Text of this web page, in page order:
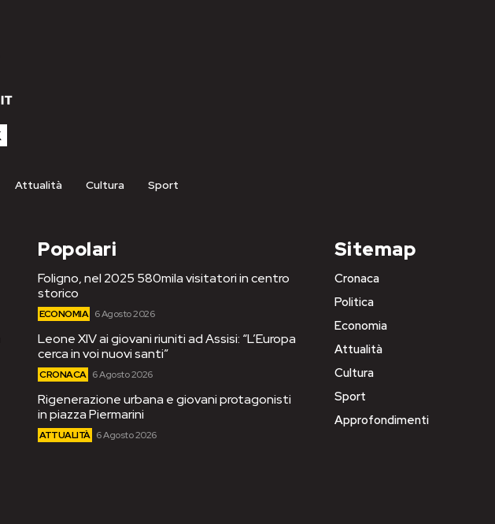
Attualità Cultura Sport
Popolari
Foligno, nel 2025 580mila visitatori in centro
storico
ECONOMIA 6 Agosto 2026
Leone XIV ai giovani riuniti ad Assisi: “L’Europa
cerca in voi nuovi santi”
CRONACA 6 Agosto 2026
Rigenerazione urbana e giovani protagonisti
in piazza Piermarini
ATTUALITÀ 6 Agosto 2026
Sitemap
Cronaca
Politica
Economia
Attualità
Cultura
Sport
Approfondimenti